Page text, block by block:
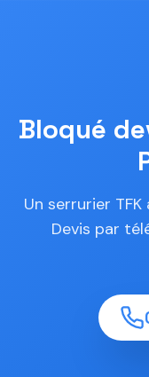
Bloqué
Un serrurier
Devis par